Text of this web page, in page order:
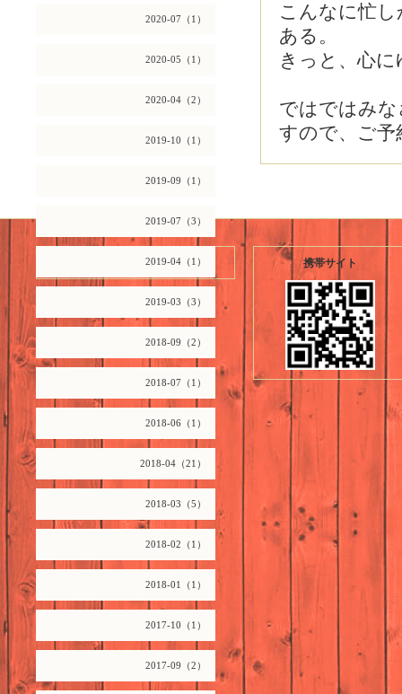
2020-07（1）
2020-05（1）
2020-04（2）
2019-10（1）
2019-09（1）
2019-07（3）
2019-04（1）
2019-03（3）
2018-09（2）
2018-07（1）
2018-06（1）
2018-04（21）
2018-03（5）
2018-02（1）
2018-01（1）
2017-10（1）
2017-09（2）
こんなに忙
ある。
きっと、心
ではではみな
すので、ご
2026.08.08 Saturday 携帯サイト